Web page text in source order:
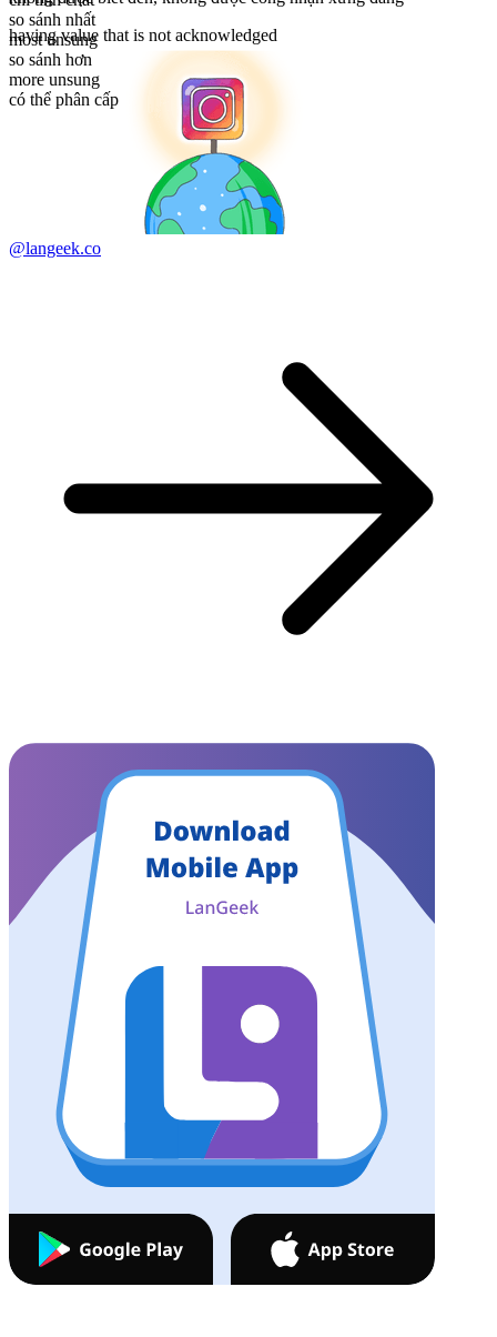
so sánh nhất
most unsung
so sánh hơn
more unsung
có thể phân cấp
having value that is not acknowledged
@langeek.co